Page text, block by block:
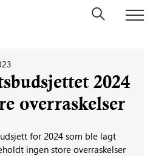
2024
overraskelser
for 2024 som ble lagt
ingen store overraskelser